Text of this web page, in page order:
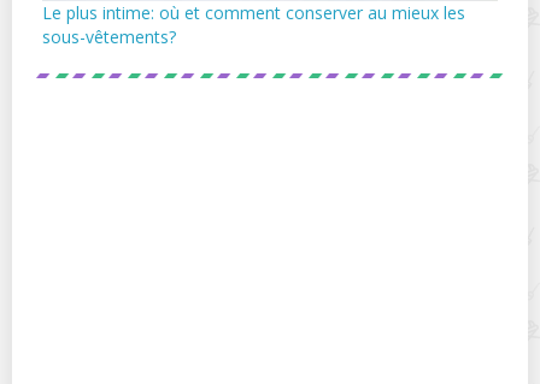
Le plus intime: où et comment conserver au mieux les
sous-vêtements?